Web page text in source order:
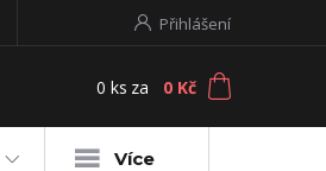
Přihlášení
0 ks za 0 Kč
Více